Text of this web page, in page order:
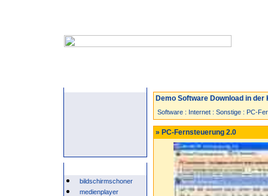
bildschirmschoner
medienplayer
Demo Software Download in der
Software : Internet : Sonstige : PC-
» PC-Fernsteuerung 2.0